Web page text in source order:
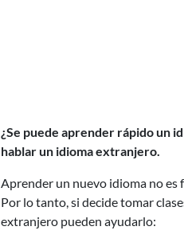
¿Se puede aprender rápido un
hablar un idioma extranjero.
Aprender un nuevo idioma no es
Por lo tanto, si decide tomar
extranjero pueden ayudarlo: